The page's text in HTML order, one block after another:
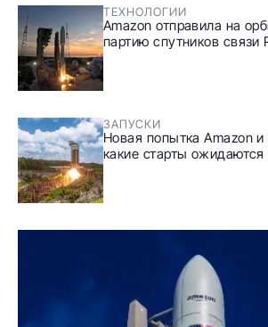
ТЕХНОЛОГИИ
Amazon отправила на
партию спутников связи
ЗАПУСКИ
Новая попытка Amazon и
какие старты ожидаются